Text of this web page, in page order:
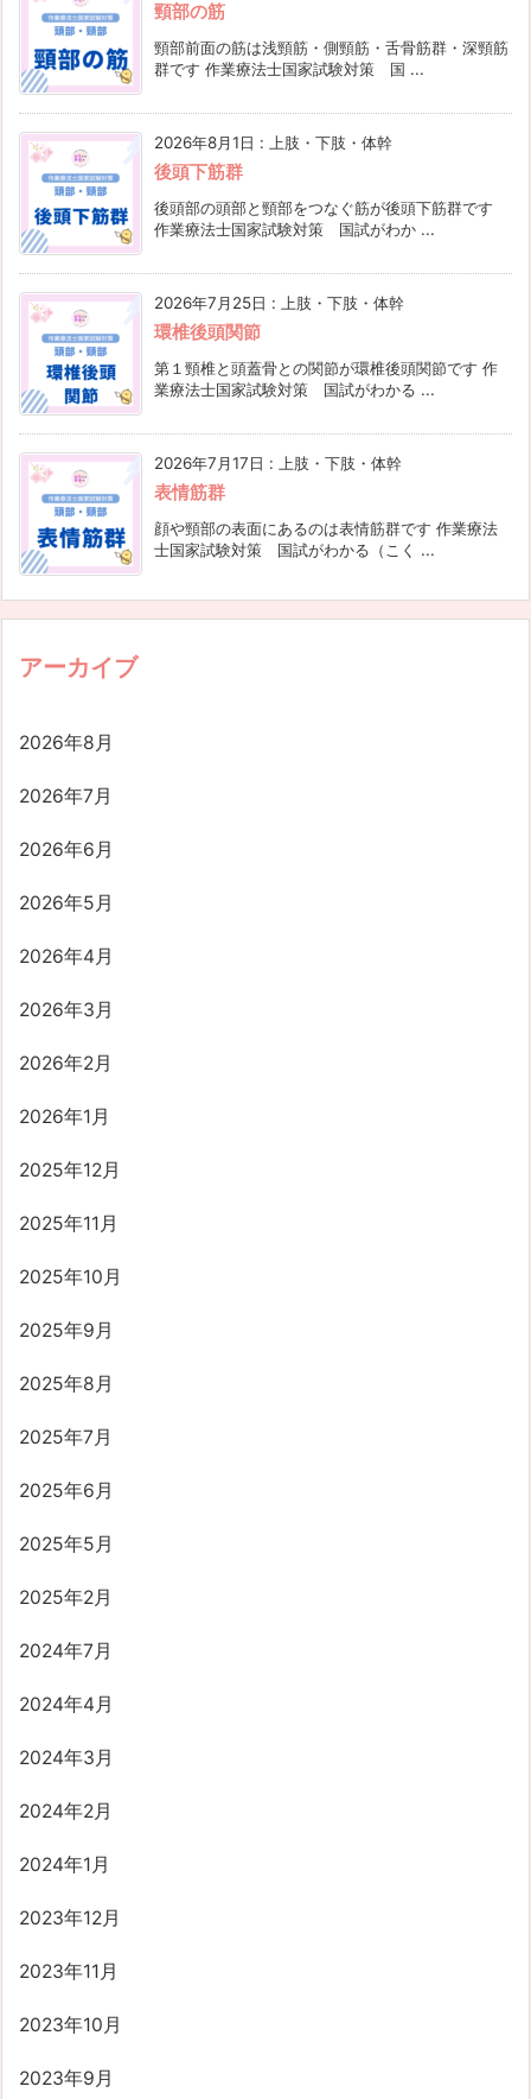
頸部の筋
頸部前面の筋は浅頸筋・側頸筋・舌骨筋群・深頸筋
群です 作業療法士国家試験対策 国 ...
2026年8月1日 : 上肢・下肢・体幹
後頭下筋群
後頭部の頭部と頸部をつなぐ筋が後頭下筋群です
作業療法士国家試験対策 国試がわか ...
2026年7月25日 : 上肢・下肢・体幹
環椎後頭関節
第１頸椎と頭蓋骨との関節が環椎後頭関節です 作
業療法士国家試験対策 国試がわかる ...
2026年7月17日 : 上肢・下肢・体幹
表情筋群
顔や頸部の表面にあるのは表情筋群です 作業療法
士国家試験対策 国試がわかる（こく ...
アーカイブ
2026年8月
2026年7月
2026年6月
2026年5月
2026年4月
2026年3月
2026年2月
2026年1月
2025年12月
2025年11月
2025年10月
2025年9月
2025年8月
2025年7月
2025年6月
2025年5月
2025年2月
2024年7月
2024年4月
2024年3月
2024年2月
2024年1月
2023年12月
2023年11月
2023年10月
2023年9月